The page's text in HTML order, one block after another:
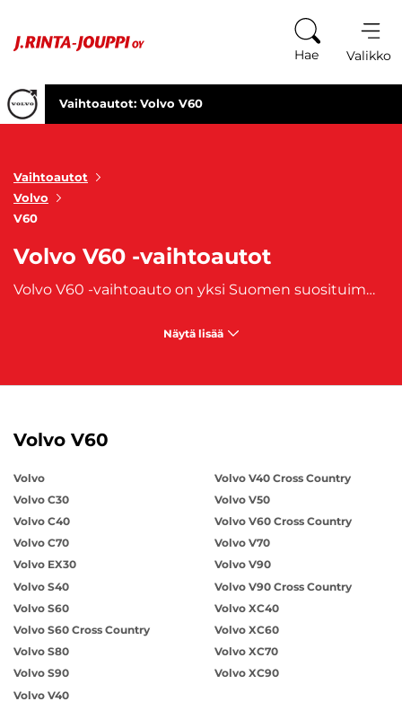
Hae Valikko
Vaihtoautot: Volvo V60
Vaihtoautot
Volvo
V60
Volvo V60 -vaihtoautot
Volvo V60 -vaihtoauto on yksi Suomen suosituimmista farmariautoista. V60:stä on valmistettu vuodesta 2010 lähtien. Volvo V60 -vaihtoauto on hieman pienempi kuin isoveljensä
Näytä lisää
Volvo V60
Volvo
Volvo C30
Volvo C40
Volvo C70
Volvo EX30
Volvo S40
Volvo S60
Volvo S60 Cross Country
Volvo S80
Volvo S90
Volvo V40
Volvo V40 Cross Country
Volvo V50
Volvo V60 Cross Country
Volvo V70
Volvo V90
Volvo V90 Cross Country
Volvo XC40
Volvo XC60
Volvo XC70
Volvo XC90